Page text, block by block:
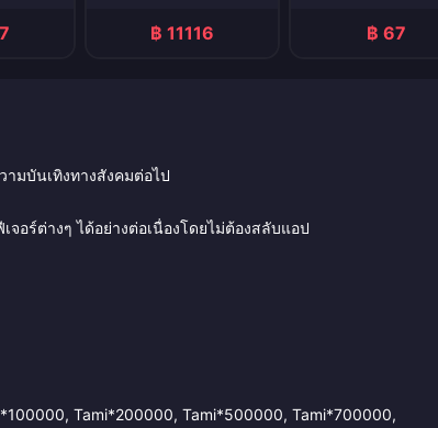
฿ 11116 ฿ 67
มบันเทิงทางสังคมต่อไป
อร์ต่างๆ ได้อย่างต่อเนื่องโดยไม่ต้องสลับแอป
Tami*200000, Tami*500000, Tami*700000,